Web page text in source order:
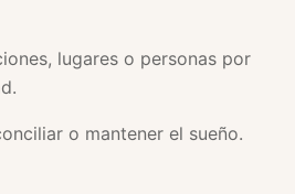
lugares o personas por
o mantener el sueño.